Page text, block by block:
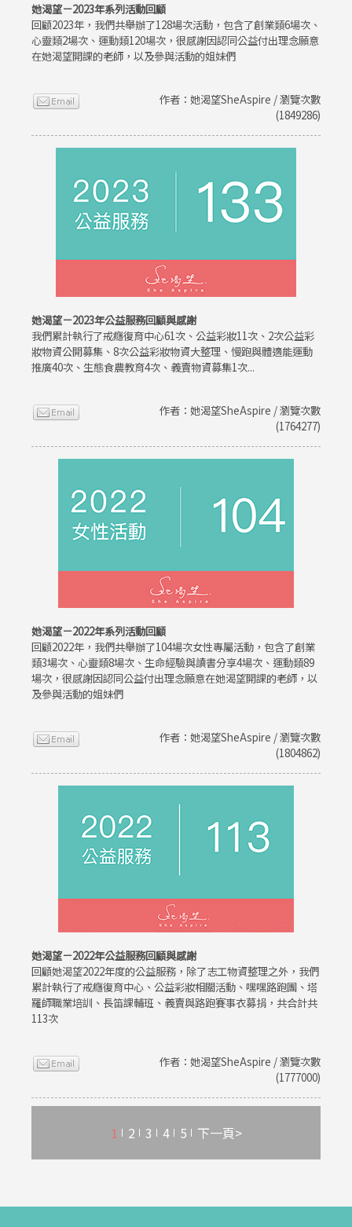
她渴望－2023年系列活動回顧
回顧2023年，我們共舉辦了128場次活動，包含了創業類6場次、
心靈類2場次、運動類120場次，很感謝因認同公益付出理念願意
在她渴望開課的老師，以及參與活動的姐妹們
作者：她渴望SheAspire / 瀏覽次數
(1849286)
她渴望－2023年公益服務回顧與感謝
我們累計執行了戒癮復育中心61次、公益彩妝11次、2次公益彩
妝物資公開募集、8次公益彩妝物資大整理、慢跑與體適能運動
推廣40次、生態食農教育4次、義賣物資募集1次...
作者：她渴望SheAspire / 瀏覽次數
(1764277)
她渴望－2022年系列活動回顧
回顧2022年，我們共舉辦了104場次女性專屬活動，包含了創業
類3場次、心靈類8場次、生命經驗與讀書分享4場次、運動類89
場次，很感謝因認同公益付出理念願意在她渴望開課的老師，以
及參與活動的姐妹們
作者：她渴望SheAspire / 瀏覽次數
(1804862)
她渴望－2022年公益服務回顧與感謝
回顧她渴望2022年度的公益服務，除了志工物資整理之外，我們
累計執行了戒癮復育中心、公益彩妝相關活動、嘿嘿路跑團、塔
羅師職業培訓、長笛課輔班、義賣與路跑賽事衣募捐，共合計共
113次
作者：她渴望SheAspire / 瀏覽次數
(1777000)
1 2 3 4 5 下一頁>